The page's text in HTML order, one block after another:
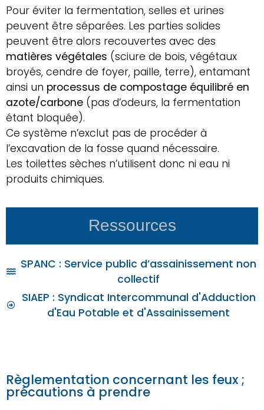
Pour éviter la fermentation, selles et urines
peuvent être séparées. Les parties solides
peuvent être alors recouvertes avec des
matières végétales (sciure de bois, végétaux
broyés, cendre de foyer, paille, terre), entamant
ainsi un processus de compostage équilibré en
azote/carbone (pas d’odeurs, la fermentation
étant bloquée).
Ce système n’exclut pas de procéder à
l’excavation de la fosse quand nécessaire.
Les toilettes sèches n’utilisent donc ni eau ni
produits chimiques.
Ressources
SPANC : Service public d’assainissement non
collectif
SIAEP : Syndicat Intercommunal d'Adduction
d'Eau Potable et d'Assainissement
Règlementation concernant les feux ;
précautions à prendre